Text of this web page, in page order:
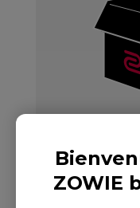
ZOWIE